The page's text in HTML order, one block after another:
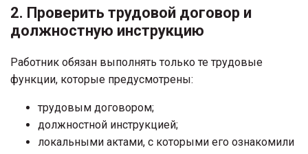
2. Проверить трудовой договор и
должностную инструкцию
Работник обязан выполнять только те трудовые
функции, которые предусмотрены:
трудовым договором;
должностной инструкцией;
локальными актами, с которыми его ознакомили